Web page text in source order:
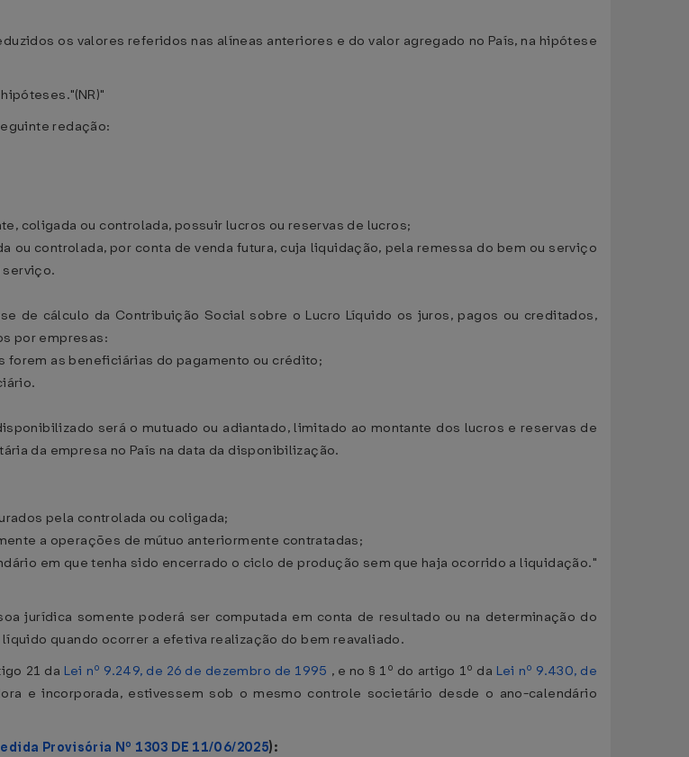
os valores referidos nas alíneas anteriores e do valor agregado no País, na hipótese
redação:
coligada ou controlada, possuir lucros ou reservas de lucros;
controlada, por conta de venda futura, cuja liquidação, pela remessa do bem ou serviço
serviço.
de cálculo da Contribuição Social sobre o Lucro Líquido os juros, pagos ou creditados,
por empresas:
as beneficiárias do pagamento ou crédito;
será o mutuado ou adiantado, limitado ao montante dos lucros e reservas de
da empresa no País na data da disponibilização.
pela controlada ou coligada;
a operações de mútuo anteriormente contratadas;
em que tenha sido encerrado o ciclo de produção sem que haja ocorrido a liquidação."
jurídica somente poderá ser computada em conta de resultado ou na determinação do
quando ocorrer a efetiva realização do bem reavaliado.
21 da Lei nº 9.249, de 26 de dezembro de 1995 , e no § 1º do artigo 1º da Lei nº 9.430, de
e incorporada, estivessem sob o mesmo controle societário desde o ano-calendário
Provisória Nº 1303 DE 11/06/2025):